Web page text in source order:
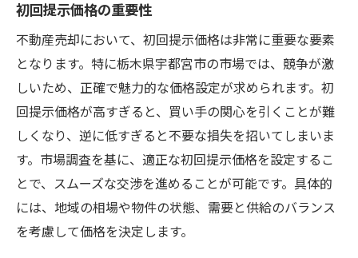
初回提示価格の重要性
不動産売却において、初回提示価格は非常に重要な要素
となります。特に栃木県宇都宮市の市場では、競争が激
しいため、正確で魅力的な価格設定が求められます。初
回提示価格が高すぎると、買い手の関心を引くことが難
しくなり、逆に低すぎると不要な損失を招いてしまいま
す。市場調査を基に、適正な初回提示価格を設定するこ
とで、スムーズな交渉を進めることが可能です。具体的
には、地域の相場や物件の状態、需要と供給のバランス
を考慮して価格を決定します。